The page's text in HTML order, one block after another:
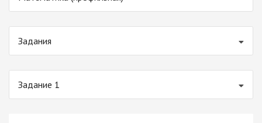
Задания
Задание 1